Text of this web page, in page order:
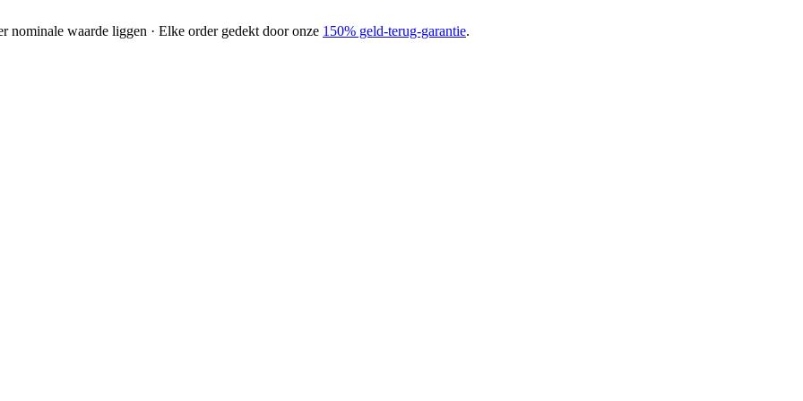
nominale waarde liggen · Elke order gedekt door onze 150% geld-terug-garantie.